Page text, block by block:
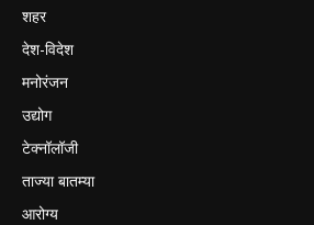
शहर
देश-विदेश
मनोरंजन
उद्योग
टेक्नॉलॉजी
ताज्या बातम्या
आरोग्य